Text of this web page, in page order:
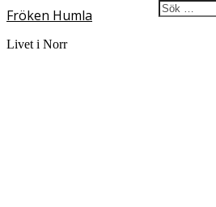
Fröken Humla
Livet i Norr